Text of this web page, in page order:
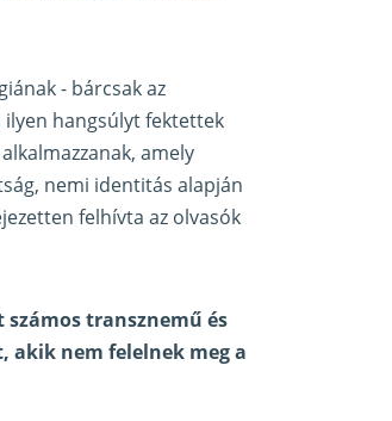
- bárcsak az
ilyen hangsúlyt fektettek
amely
nemi identitás alapján
felhívta az olvasók
transznemű és
akik nem felelnek meg a